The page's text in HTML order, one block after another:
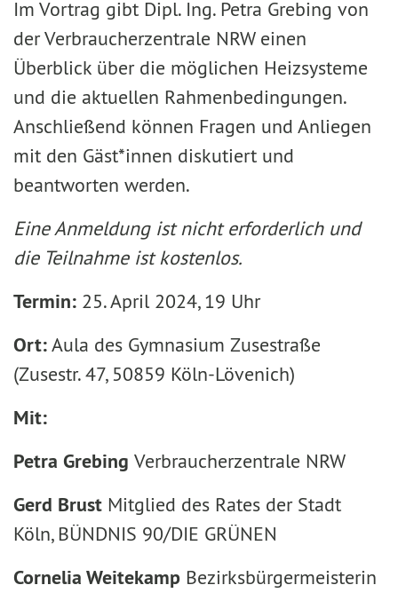
Im Vortrag gibt Dipl. Ing. Petra Grebing von
der Verbraucherzentrale NRW einen
Überblick über die möglichen Heizsysteme
und die aktuellen Rahmenbedingungen.
Anschließend können Fragen und Anliegen
mit den Gäst*innen diskutiert und
beantworten werden.
Eine Anmeldung ist nicht erforderlich und
die Teilnahme ist kostenlos.
Termin: 25. April 2024, 19 Uhr
Ort:Aula des Gymnasium Zusestraße
(Zusestr. 47, 50859 Köln-Lövenich)
Mit:
Petra Grebing Verbraucherzentrale NRW
Gerd Brust Mitglied des Rates der Stadt
Köln, BÜNDNIS 90/DIE GRÜNEN
Cornelia Weitekamp Bezirksbürgermeisterin